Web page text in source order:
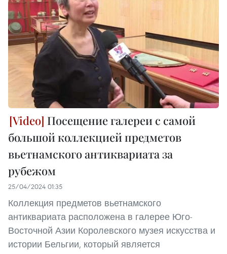
Посещение галереи с самой
большой коллекцией предметов
вьетнамского антиквариата за
рубежом
25/04/2024 01:35
Коллекция предметов вьетнамского
антиквариата расположена в галерее Юго-
Восточной Азии Королевского музея искусства и
истории Бельгии, который является